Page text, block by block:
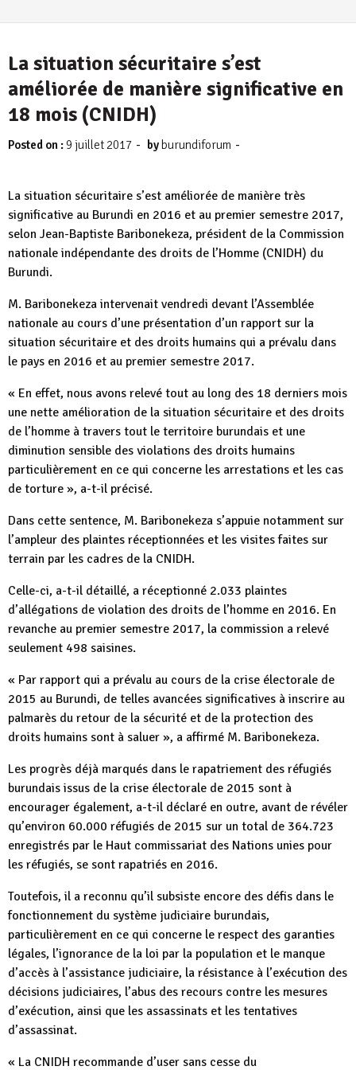
La situation sécuritaire s’est
améliorée de manière significative en
18 mois (CNIDH)
Posted on :9 juillet 2017 - by burundiforum -
La situation sécuritaire s’est améliorée de manière très
significative au Burundi en 2016 et au premier semestre 2017,
selon Jean-Baptiste Baribonekeza, président de la Commission
nationale indépendante des droits de l’Homme (CNIDH) du
Burundi.
M. Baribonekeza intervenait vendredi devant l’Assemblée
nationale au cours d’une présentation d’un rapport sur la
situation sécuritaire et des droits humains qui a prévalu dans
le pays en 2016 et au premier semestre 2017.
« En effet, nous avons relevé tout au long des 18 derniers mois
une nette amélioration de la situation sécuritaire et des droits
de l’homme à travers tout le territoire burundais et une
diminution sensible des violations des droits humains
particulièrement en ce qui concerne les arrestations et les cas
de torture », a-t-il précisé.
Dans cette sentence, M. Baribonekeza s’appuie notamment sur
l’ampleur des plaintes réceptionnées et les visites faites sur
terrain par les cadres de la CNIDH.
Celle-ci, a-t-il détaillé, a réceptionné 2.033 plaintes
d’allégations de violation des droits de l’homme en 2016. En
revanche au premier semestre 2017, la commission a relevé
seulement 498 saisines.
« Par rapport qui a prévalu au cours de la crise électorale de
2015 au Burundi, de telles avancées significatives à inscrire au
palmarès du retour de la sécurité et de la protection des
droits humains sont à saluer », a affirmé M. Baribonekeza.
Les progrès déjà marqués dans le rapatriement des réfugiés
burundais issus de la crise électorale de 2015 sont à
encourager également, a-t-il déclaré en outre, avant de révéler
qu’environ 60.000 réfugiés de 2015 sur un total de 364.723
enregistrés par le Haut commissariat des Nations unies pour
les réfugiés, se sont rapatriés en 2016.
Toutefois, il a reconnu qu’il subsiste encore des défis dans le
fonctionnement du système judiciaire burundais,
particulièrement en ce qui concerne le respect des garanties
légales, l’ignorance de la loi par la population et le manque
d’accès à l’assistance judiciaire, la résistance à l’exécution des
décisions judiciaires, l’abus des recours contre les mesures
d’exécution, ainsi que les assassinats et les tentatives
d’assassinat.
« La CNIDH recommande d’user sans cesse du